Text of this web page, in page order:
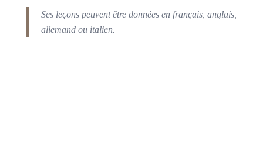
Ses leçons peuvent être données en français, anglais,
allemand ou italien.